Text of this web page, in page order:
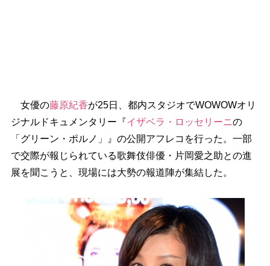
女優の藤原紀香が25日、都内スタジオでWOWOWオリ
ジナルドキュメンタリー『イザベラ・ロッセリーニの
「グリーン・ポルノ」』の公開アフレコを行った。一部
で交際が報じられている歌舞伎俳優・片岡愛之助との進
展を聞こうと、現場には大勢の報道陣が集結した。